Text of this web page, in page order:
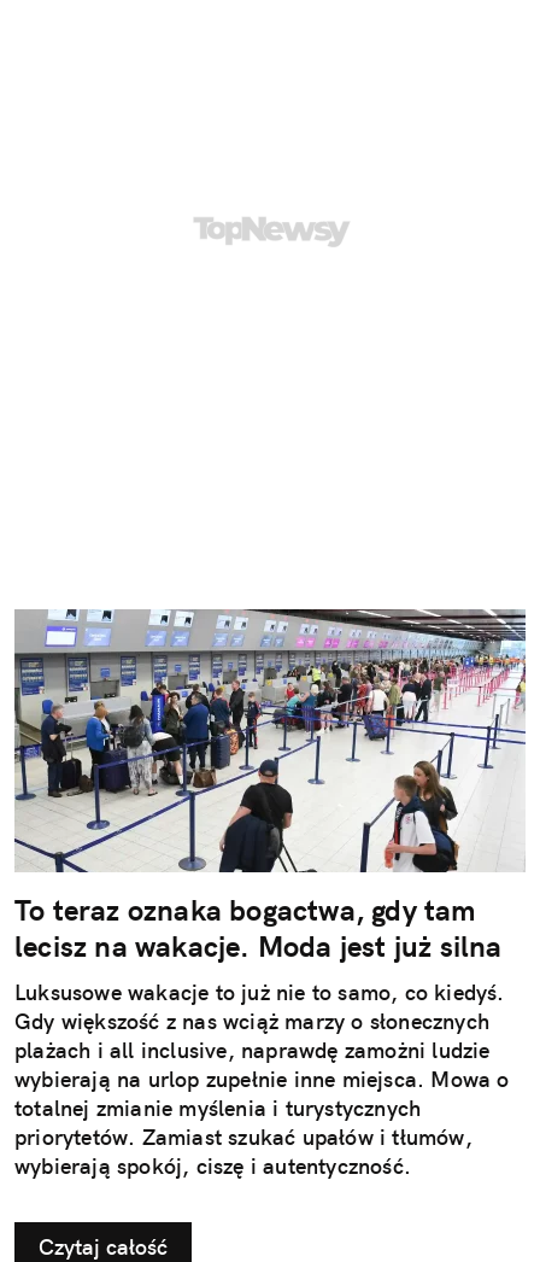
To teraz oznaka bogactwa, gdy tam
lecisz na wakacje. Moda jest już silna
Luksusowe wakacje to już nie to samo, co kiedyś.
Gdy większość z nas wciąż marzy o słonecznych
plażach i all inclusive, naprawdę zamożni ludzie
wybierają na urlop zupełnie inne miejsca. Mowa o
totalnej zmianie myślenia i turystycznych
priorytetów. Zamiast szukać upałów i tłumów,
wybierają spokój, ciszę i autentyczność.
Czytaj całość